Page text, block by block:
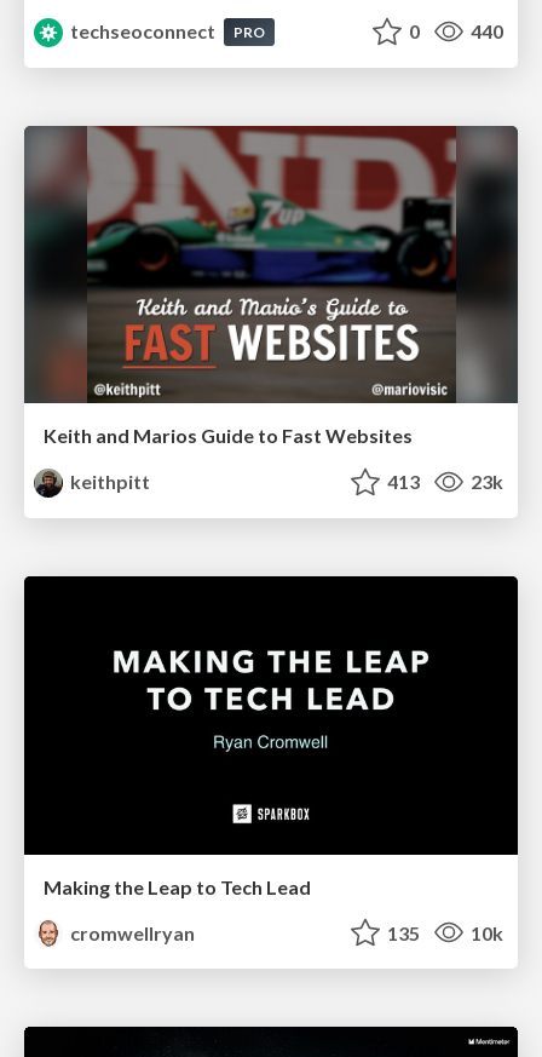
techseoconnect PRO 0 440
Keith and Marios Guide to Fast Websites
keithpitt
413 23k
Making the Leap to Tech Lead
cromwellryan
135 10k